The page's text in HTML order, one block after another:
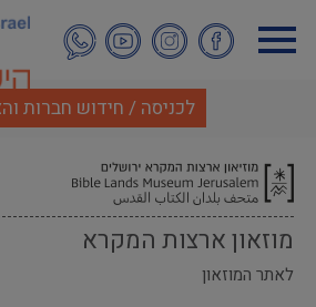
לתוכן
העיקרי
לכניסה / חידוש חברות
מוזאון ארצות המקרא
לאתר המוזאון